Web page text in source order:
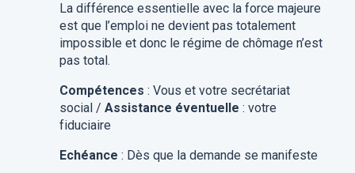
La différence essentielle avec la force majeure
est que l’emploi ne devient pas totalement
impossible et donc le régime de chômage n’est
pas total.
Compétences : Vous et votre secrétariat
social / Assistance éventuelle : votre
fiduciaire
Echéance : Dès que la demande se manifeste